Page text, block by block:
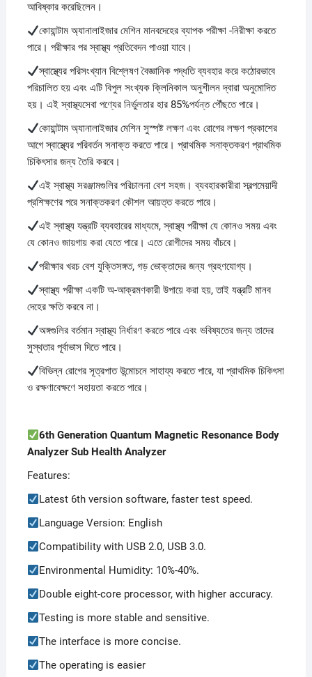
আবিষ্কার করেছিলেন।
কোয়ান্টাম অ্যানালাইজার মেশিন মানবদেহের ব্যাপক পরীক্ষা -নিরীক্ষা করতে
পারে। পরীক্ষার পর স্বাস্থ্য প্রতিবেদন পাওয়া যাবে।
স্বাস্থ্যের পরিসংখ্যান বিশ্লেষণ বৈজ্ঞানিক পদ্ধতি ব্যবহার করে কঠোরভাবে
পরিচালিত হয় এবং এটি বিপুল সংখ্যক ক্লিনিকাল অনুশীলন দ্বারা অনুমোদিত
হয়। এই স্বাস্থ্যসেবা পণ্যের নির্ভুলতার হার 85%পর্যন্ত পৌঁছতে পারে।
কোয়ান্টাম অ্যানালাইজার মেশিন সুস্পষ্ট লক্ষণ এবং রোগের লক্ষণ প্রকাশের
আগে স্বাস্থ্যের পরিবর্তন সনাক্ত করতে পারে। প্রাথমিক সনাক্তকরণ প্রাথমিক
চিকিৎসার জন্য তৈরি করবে।
এই স্বাস্থ্য সরঞ্জামগুলির পরিচালনা বেশ সহজ। ব্যবহারকারীরা স্বল্পমেয়াদী
প্রশিক্ষণের পরে সনাক্তকরণ কৌশল আয়ত্ত করতে পারে।
এই স্বাস্থ্য যন্ত্রটি ব্যবহারের মাধ্যমে, স্বাস্থ্য পরীক্ষা যে কোনও সময় এবং
যে কোনও জায়গায় করা যেতে পারে। এতে রোগীদের সময় বাঁচবে।
পরীক্ষার খরচ বেশ যুক্তিসঙ্গত, গড় ভোক্তাদের জন্য গ্রহণযোগ্য।
স্বাস্থ্য পরীক্ষা একটি অ-আক্রমণকারী উপায়ে করা হয়, তাই যন্ত্রটি মানব
দেহের ক্ষতি করবে না।
অঙ্গগুলির বর্তমান স্বাস্থ্য নির্ধারণ করতে পারে এবং ভবিষ্যতের জন্য তাদের
সুস্থতার পূর্বাভাস দিতে পারে।
বিভিন্ন রোগের সূত্রপাত উন্মোচনে সাহায্য করতে পারে, যা প্রাথমিক চিকিৎসা
ও রক্ষণাবেক্ষণে সহায়তা করতে পারে।
6th Generation Quantum Magnetic Resonance Body
Analyzer Sub Health Analyzer
Features:
Latest 6th version software, faster test speed.
Language Version: English
Compatibility with USB 2.0, USB 3.0.
Environmental Humidity: 10%-40%.
Double eight-core processor, with higher accuracy.
Testing is more stable and sensitive.
The interface is more concise.
The operating is easier